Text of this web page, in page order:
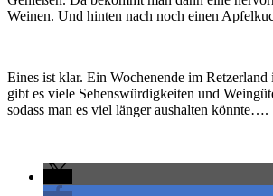
Weinen. Und hinten nach noch einen
Eines ist klar. Ein Wochenende im
gibt es viele Sehenswürdigkeiten und
sodass man es viel länger aushalten könnte….